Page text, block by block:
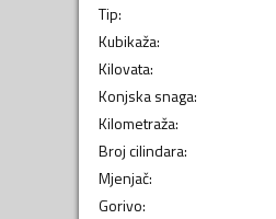
Tip:
Kubikaža:
Kilovata:
Konjska snaga:
Kilometraža:
Broj cilindara:
Mjenjač:
Gorivo: